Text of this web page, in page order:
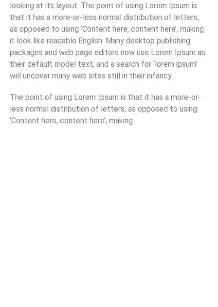
looking at its layout. The point of using Lorem Ipsum is
that it has a more-or-less normal distribution of letters,
as opposed to using ‘Content here, content here’, making
it look like readable English. Many desktop publishing
packages and web page editors now use Lorem Ipsum as
their default model text, and a search for ‘lorem ipsum’
will uncover many web sites still in their infancy.
The point of using Lorem Ipsum is that it has a more-or-
less normal distribution of letters, as opposed to using
‘Content here, content here’, making